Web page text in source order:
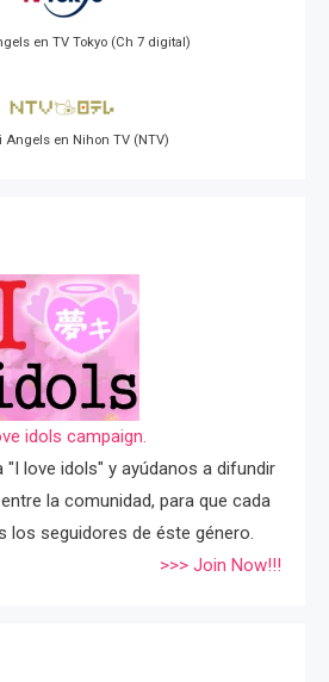
en TV Tokyo (Ch 7 digital)
Angels en Nihon TV (NTV)
idols campaign.
"I love idols" y ayúdanos a difundir
la comunidad, para que cada
los seguidores de éste género.
>>> Join Now!!!